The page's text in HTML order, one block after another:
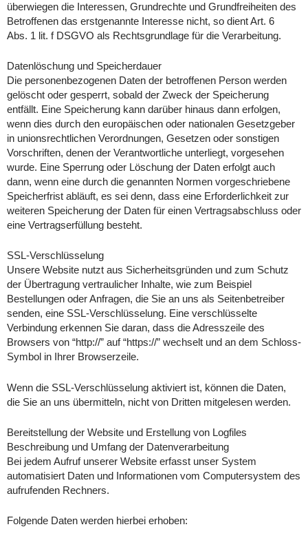
überwiegen die Interessen, Grundrechte und Grundfreiheiten des
Betroffenen das erstgenannte Interesse nicht, so dient Art. 6
Abs. 1 lit. f DSGVO als Rechtsgrundlage für die Verarbeitung.
Datenlöschung und Speicherdauer
Die personenbezogenen Daten der betroffenen Person werden
gelöscht oder gesperrt, sobald der Zweck der Speicherung
entfällt. Eine Speicherung kann darüber hinaus dann erfolgen,
wenn dies durch den europäischen oder nationalen Gesetzgeber
in unionsrechtlichen Verordnungen, Gesetzen oder sonstigen
Vorschriften, denen der Verantwortliche unterliegt, vorgesehen
wurde. Eine Sperrung oder Löschung der Daten erfolgt auch
dann, wenn eine durch die genannten Normen vorgeschriebene
Speicherfrist abläuft, es sei denn, dass eine Erforderlichkeit zur
weiteren Speicherung der Daten für einen Vertragsabschluss oder
eine Vertragserfüllung besteht.
SSL-Verschlüsselung
Unsere Website nutzt aus Sicherheitsgründen und zum Schutz
der Übertragung vertraulicher Inhalte, wie zum Beispiel
Bestellungen oder Anfragen, die Sie an uns als Seitenbetreiber
senden, eine SSL-Verschlüsselung. Eine verschlüsselte
Verbindung erkennen Sie daran, dass die Adresszeile des
Browsers von “http://” auf “https://” wechselt und an dem Schloss-
Symbol in Ihrer Browserzeile.
Wenn die SSL-Verschlüsselung aktiviert ist, können die Daten,
die Sie an uns übermitteln, nicht von Dritten mitgelesen werden.
Bereitstellung der Website und Erstellung von Logfiles
Beschreibung und Umfang der Datenverarbeitung
Bei jedem Aufruf unserer Website erfasst unser System
automatisiert Daten und Informationen vom Computersystem des
aufrufenden Rechners.
Folgende Daten werden hierbei erhoben: